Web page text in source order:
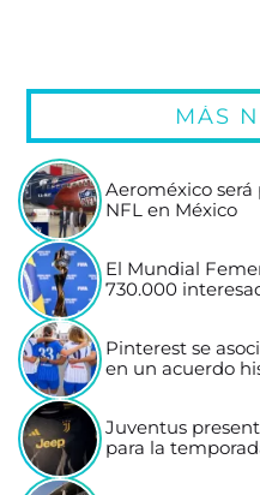
MÁS
Aeroméxico
NFL en México
El Mundial
730.000
Pinterest se
en un acuerdo
Juventus
para la